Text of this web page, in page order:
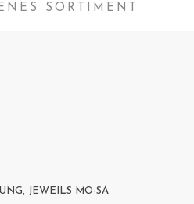
SORTIMENT
JEWEILS MO-SA